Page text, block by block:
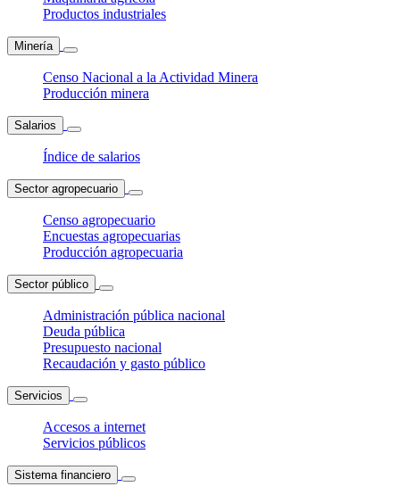
Productos industriales
Minería
Censo Nacional a la Actividad Minera
Producción minera
Salarios
Índice de salarios
Sector agropecuario
Censo agropecuario
Encuestas agropecuarias
Producción agropecuaria
Sector público
Administración pública nacional
Deuda pública
Presupuesto nacional
Recaudación y gasto público
Servicios
Accesos a internet
Servicios públicos
Sistema financiero